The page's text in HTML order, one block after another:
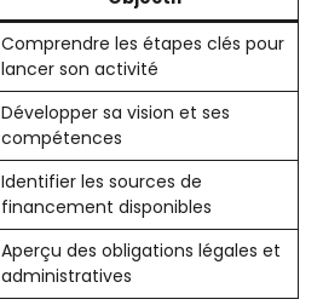
Comprendre les étapes clés pour
lancer son activité
Développer sa vision et ses
compétences
Identifier les sources de
financement disponibles
Aperçu des obligations légales et
administratives